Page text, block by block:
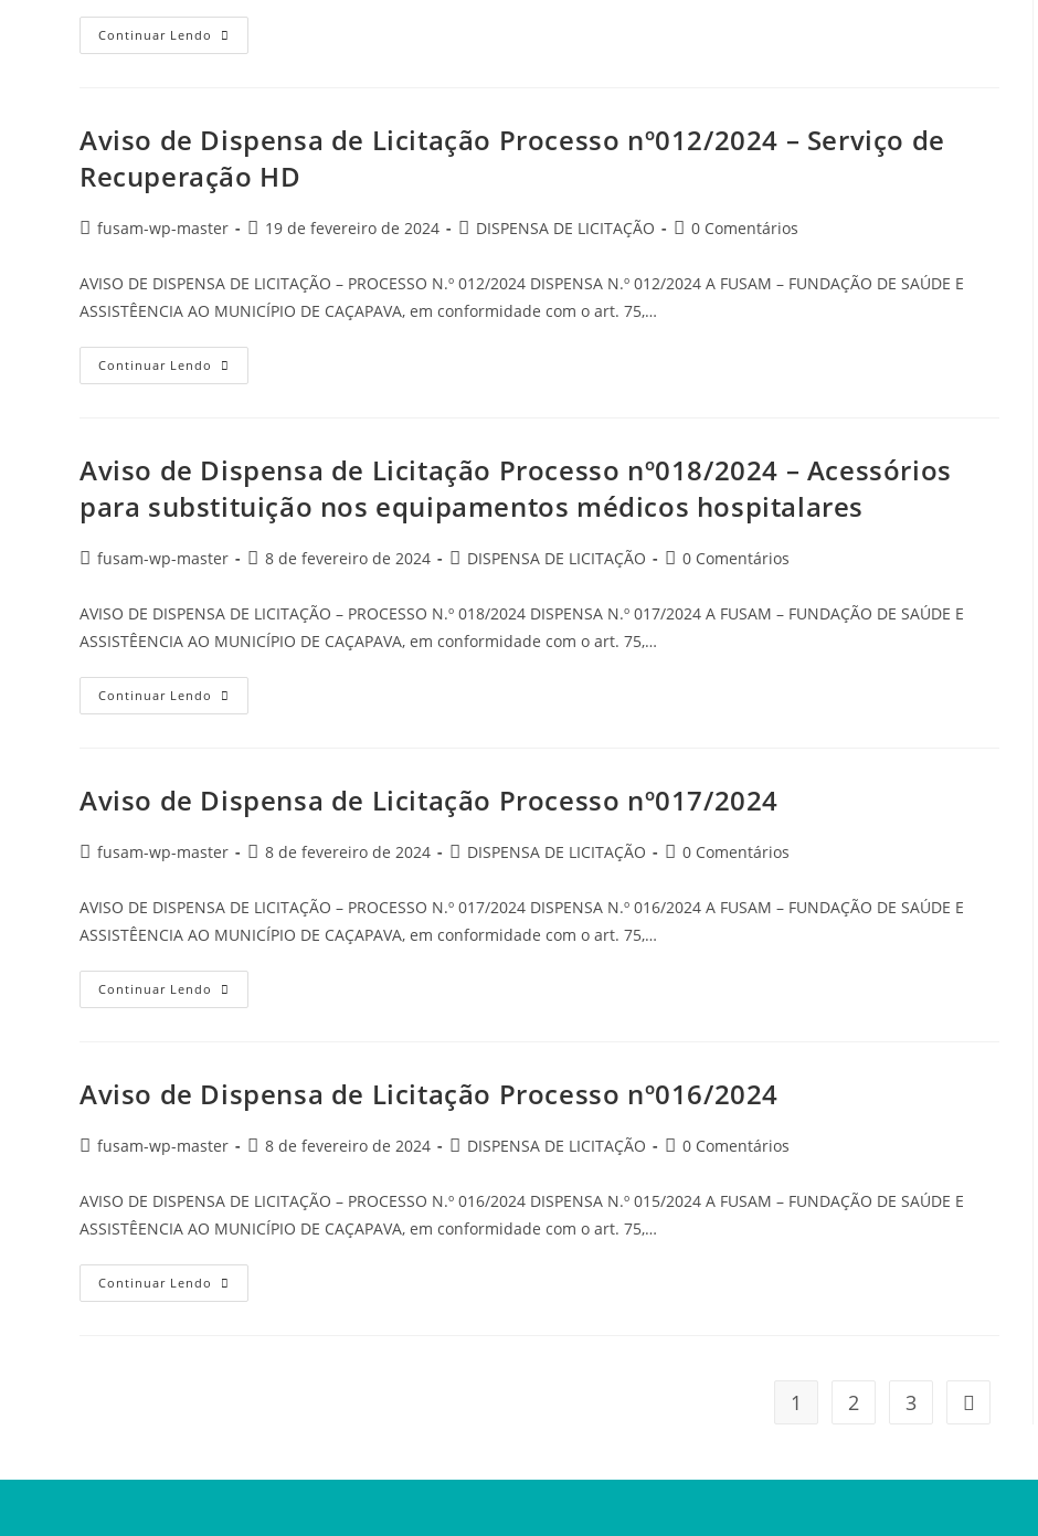
Continuar Lendo
Aviso de Dispensa de Licitação Processo nº012/2024 – Serviço de
Recuperação HD
fusam-wp-master 19 de fevereiro de 2024 DISPENSA DE LICITAÇÃO 0 Comentários
AVISO DE DISPENSA DE LICITAÇÃO – PROCESSO N.º 012/2024 DISPENSA N.º 012/2024 A FUSAM – FUNDAÇÃO DE SAÚDE E
ASSISTÊENCIA AO MUNICÍPIO DE CAÇAPAVA, em conformidade com o art. 75,…
Continuar Lendo
Aviso de Dispensa de Licitação Processo nº018/2024 – Acessórios
para substituição nos equipamentos médicos hospitalares
fusam-wp-master 8 de fevereiro de 2024 DISPENSA DE LICITAÇÃO 0 Comentários
AVISO DE DISPENSA DE LICITAÇÃO – PROCESSO N.º 018/2024 DISPENSA N.º 017/2024 A FUSAM – FUNDAÇÃO DE SAÚDE E
ASSISTÊENCIA AO MUNICÍPIO DE CAÇAPAVA, em conformidade com o art. 75,…
Continuar Lendo
Aviso de Dispensa de Licitação Processo nº017/2024
fusam-wp-master 8 de fevereiro de 2024 DISPENSA DE LICITAÇÃO 0 Comentários
AVISO DE DISPENSA DE LICITAÇÃO – PROCESSO N.º 017/2024 DISPENSA N.º 016/2024 A FUSAM – FUNDAÇÃO DE SAÚDE E
ASSISTÊENCIA AO MUNICÍPIO DE CAÇAPAVA, em conformidade com o art. 75,…
Continuar Lendo
Aviso de Dispensa de Licitação Processo nº016/2024
fusam-wp-master 8 de fevereiro de 2024 DISPENSA DE LICITAÇÃO 0 Comentários
AVISO DE DISPENSA DE LICITAÇÃO – PROCESSO N.º 016/2024 DISPENSA N.º 015/2024 A FUSAM – FUNDAÇÃO DE SAÚDE E
ASSISTÊENCIA AO MUNICÍPIO DE CAÇAPAVA, em conformidade com o art. 75,…
Continuar Lendo
1 2 3